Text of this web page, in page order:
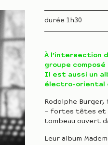
durée 1h30
À l’intersection
groupe composé
Il est aussi un
électro-oriental
Rodolphe
– fortes têtes et
tombeau ouvert
Leur album